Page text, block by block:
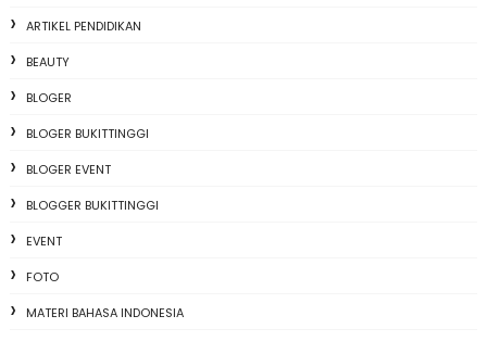
ARTIKEL PENDIDIKAN
BEAUTY
BLOGER
BLOGER BUKITTINGGI
BLOGER EVENT
BLOGGER BUKITTINGGI
EVENT
FOTO
MATERI BAHASA INDONESIA